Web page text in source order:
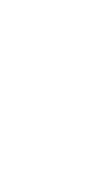
「AFTEE先享後付」
。
成。
要取消訂單，請聯絡
，需透過AFTEE先享
示為準，若有關於